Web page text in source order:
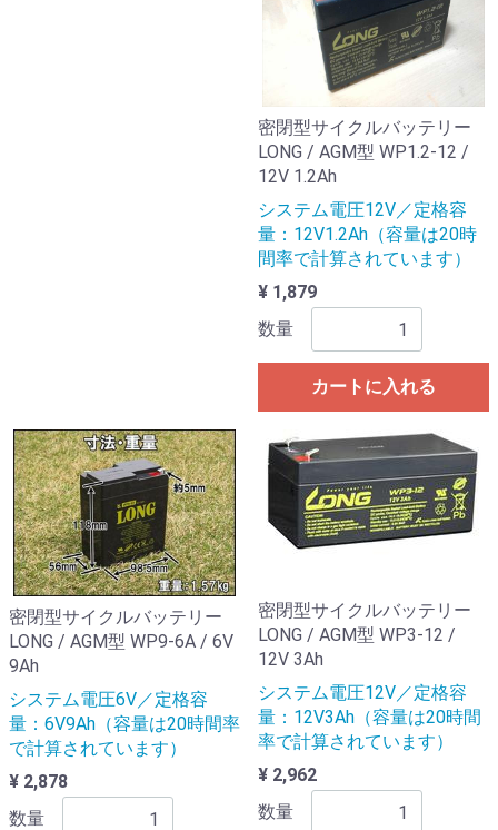
密閉型サイクルバッテリー
LONG / AGM型 WP1.2-12 /
12V 1.2Ah
システム電圧12V／定格容
量：12V1.2Ah（容量は20時
間率で計算されています）
¥ 1,879
数量
カートに入れる
密閉型サイクルバッテリー
LONG / AGM型 WP9-6A / 6V
9Ah
システム電圧6V／定格容
量：6V9Ah（容量は20時間率
で計算されています）
¥ 2,878
数量
密閉型サイクルバッテリー
LONG / AGM型 WP3-12 /
12V 3Ah
システム電圧12V／定格容
量：12V3Ah（容量は20時間
率で計算されています）
¥ 2,962
数量